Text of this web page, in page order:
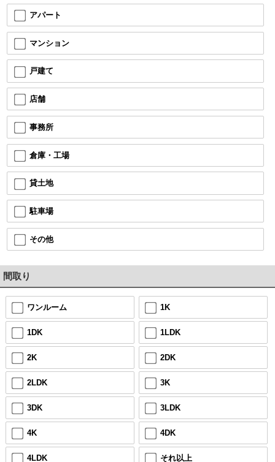
アパート
マンション
戸建て
店舗
事務所
倉庫・工場
貸土地
駐車場
その他
間取り
ワンルーム 1K
1DK 1LDK
2K 2DK
2LDK 3K
3DK 3LDK
4K 4DK
4LDK それ以上